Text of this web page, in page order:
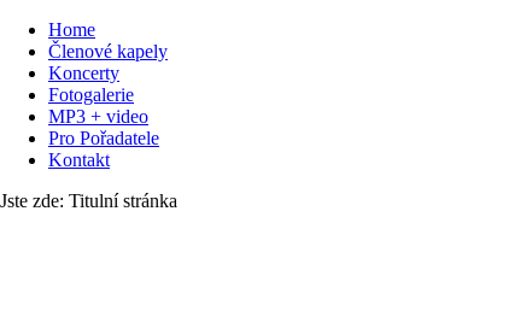
Home
Členové kapely
Koncerty
Fotogalerie
MP3 + video
Pro Pořadatele
Kontakt
Jste zde: Titulní stránka